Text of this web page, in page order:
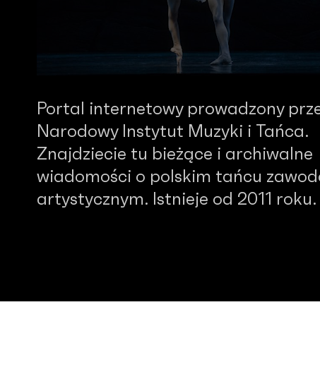
Portal internetowy prowadzony
Narodowy Instytut Muzyki i Tańca.
Znajdziecie tu bieżące i archiwalne
wiadomości o polskim tańcu
artystycznym. Istnieje od 2011 roku.